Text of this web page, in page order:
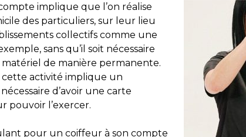
implique que l’on réalise
des particuliers, sur leur lieu
collectifs comme une
sans qu’il soit nécessaire
de manière permanente.
cette activité implique un
d’avoir une carte
pouvoir l’exercer.
pour un coiffeur à son compte